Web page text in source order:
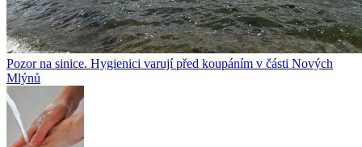
Pozor na sinice. Hygienici varují před koupáním v části Nových
Mlýnů